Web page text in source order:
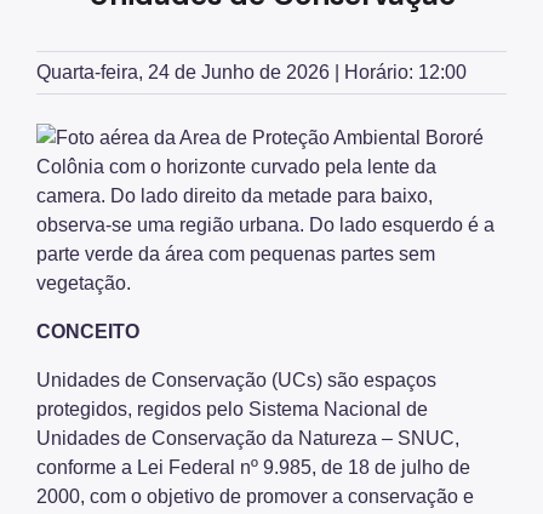
Herbário Municipal
Parques Concessionados
Unidades de Conservação
Trilha Interparques
Viveiros Municipais
Educação Ambiental UMAPAZ
Programação
Planetários
Planejamento Ambiental
Quarta-feira, 24 de Junho de 2026 | Horário: 12:00
CONCEITO
Unidades de Conservação (UCs) são espaços
protegidos, regidos pelo Sistema Nacional de
Unidades de Conservação da Natureza – SNUC,
conforme a Lei Federal nº 9.985, de 18 de julho de
2000, com o objetivo de promover a conservação e